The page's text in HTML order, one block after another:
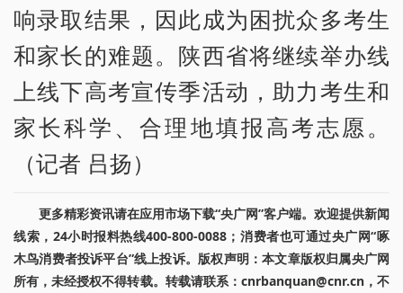
响录取结果，因此成为困扰众多考生
和家长的难题。陕西省将继续举办线
上线下高考宣传季活动，助力考生和
家长科学、合理地填报高考志愿。
（记者 吕扬）
更多精彩资讯请在应用市场下载“央广网”客户端。欢迎提供新闻
线索，24小时报料热线400-800-0088；消费者也可通过央广网“啄
木鸟消费者投诉平台”线上投诉。版权声明：本文章版权归属央广网
所有，未经授权不得转载。转载请联系：cnrbanquan@cnr.cn，不